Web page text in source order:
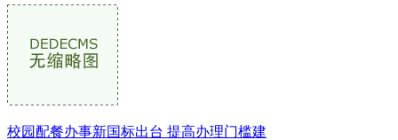
校园配餐办事新国标出台 提高办理门槛建